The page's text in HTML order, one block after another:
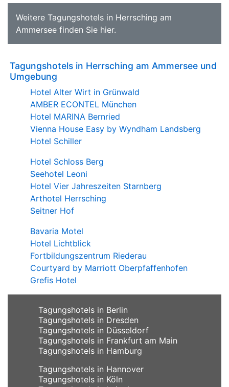
Weitere Tagungshotels in Herrsching am
Ammersee finden Sie hier.
Tagungshotels in Herrsching am Ammersee und
Umgebung
Hotel Alter Wirt in Grünwald
AMBER ECONTEL München
Hotel MARINA Bernried
Vienna House Easy by Wyndham Landsberg
Hotel Schiller
Hotel Schloss Berg
Seehotel Leoni
Hotel Vier Jahreszeiten Starnberg
Arthotel Herrsching
Seitner Hof
Bavaria Motel
Hotel Lichtblick
Fortbildungszentrum Riederau
Courtyard by Marriott Oberpfaffenhofen
Grefis Hotel
Tagungshotels in Berlin
Tagungshotels in Dresden
Tagungshotels in Düsseldorf
Tagungshotels in Frankfurt am Main
Tagungshotels in Hamburg
Tagungshotels in Hannover
Tagungshotels in Köln